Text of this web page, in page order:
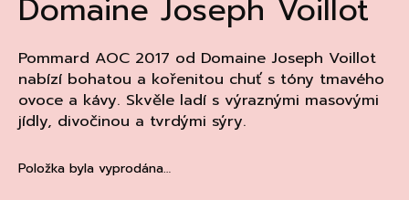
Domaine Joseph Voillot
Pommard AOC 2017 od Domaine Joseph Voillot
nabízí bohatou a kořenitou chuť s tóny tmavého
ovoce a kávy. Skvěle ladí s výraznými masovými
jídly, divočinou a tvrdými sýry.
Položka byla vyprodána…
a
j
í
t
?